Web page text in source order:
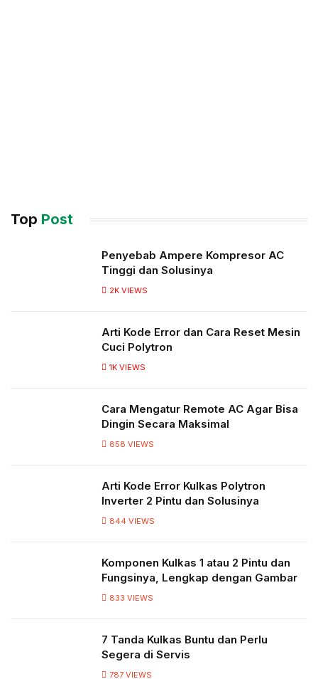
Top Post
Penyebab Ampere Kompresor AC
Tinggi dan Solusinya
2K VIEWS
Arti Kode Error dan Cara Reset Mesin
Cuci Polytron
1K VIEWS
Cara Mengatur Remote AC Agar Bisa
Dingin Secara Maksimal
858 VIEWS
Arti Kode Error Kulkas Polytron
Inverter 2 Pintu dan Solusinya
844 VIEWS
Komponen Kulkas 1 atau 2 Pintu dan
Fungsinya, Lengkap dengan Gambar
833 VIEWS
7 Tanda Kulkas Buntu dan Perlu
Segera di Servis
787 VIEWS